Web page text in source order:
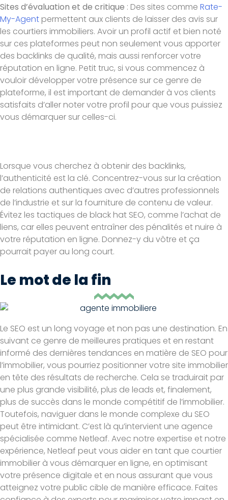
Sites d’évaluation et de critique : Des sites comme Rate-
My-Agent permettent aux clients de laisser des avis sur
les courtiers immobiliers. Avoir un profil actif et bien noté
sur ces plateformes peut non seulement vous apporter
des backlinks de qualité, mais aussi renforcer votre
réputation en ligne. Petit truc, si vous commencez à
vouloir développer votre présence sur ce genre de
plateforme, il est important de demander à vos clients
satisfaits d’aller noter votre profil pour que vous puissiez
vous démarquer sur celles-ci.
Lorsque vous cherchez à obtenir des backlinks,
l’authenticité est la clé. Concentrez-vous sur la création
de relations authentiques avec d’autres professionnels
de l’industrie et sur la fourniture de contenu de valeur.
Évitez les tactiques de black hat SEO, comme l’achat de
liens, car elles peuvent entraîner des pénalités et nuire à
votre réputation en ligne. Donnez-y du vôtre et ça
pourrait payer au long court.
Le mot de la fin
Le SEO est un long voyage et non pas une destination. En
suivant ce genre de meilleures pratiques et en restant
informé des dernières tendances en matière de SEO pour
l’immobilier, vous pourriez positionner votre site immobilier
en tête des résultats de recherche. Cela se traduirait par
une plus grande visibilité, plus de leads et, finalement,
plus de succès dans le monde compétitif de l’immobilier.
Toutefois, naviguer dans le monde complexe du SEO
peut être intimidant. C’est là qu’intervient une agence
spécialisée comme Netleaf. Avec notre expertise et notre
expérience, Netleaf peut vous aider en tant que courtier
immobilier à vous démarquer en ligne, en optimisant
votre présence digitale et en nous assurant que vous
atteignez votre public cible de manière efficace. Faites